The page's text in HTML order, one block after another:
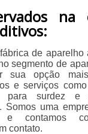
na
de aparelho
segmento de
sua opção
e serviços
para surdez e
Somos uma
e contamos
contato.